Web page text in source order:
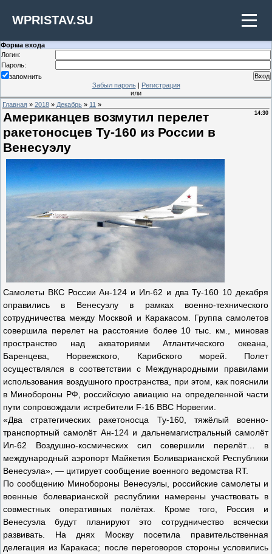
WPRISTAV.SU
Форма входа
Логин:
Пароль:
запомнить
Забыл пароль| Регистрация
или
Главная » 2018 » Декабрь » 11 »
14:30
Американцев возмутил перелет
ракетоносцев Ту-160 из России в
Венесуэлу
Самолеты ВКС России Ан-124 и Ил-62 и два Ту-160 10 декабря
оправились в Венесуэлу в рамках военно-технического
сотрудничества между Москвой и Каракасом. Группа самолетов
совершила перелет на расстояние более 10 тыс. км., миновав
пространство над акваториями Атлантического океана,
Баренцева, Норвежского, Карибского морей. Полет
осуществлялся в соответствии с Международными правилами
использования воздушного пространства, при этом, как пояснили
в Минобороны РФ, российскую авиацию на определенной части
пути сопровождали истребители F-16 ВВС Норвегии.
«Два стратегических ракетоносца Ту-160, тяжёлый военно-
транспортный самолёт Ан-124 и дальнемагистральный самолёт
Ил-62 Воздушно-космических сил совершили перелёт… в
международный аэропорт Майкетия Боливарианской Республики
Венесуэла», — цитирует сообщение военного ведомства RT.
По сообщению Минобороны Венесуэлы, российские самолеты и
военные болеварианской республики намерены участвовать в
совместных оперативных полётах. Кроме того, Россия и
Венесуэла будут планируют это сотрудничество всячески
развивать. На днях Москву посетила правительственная
делегация из Каракаса; после переговоров стороны условились